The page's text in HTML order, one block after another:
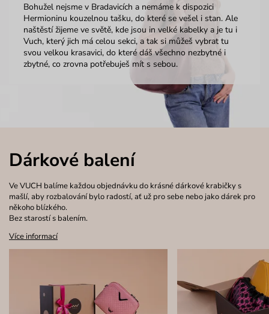
Bohužel nejsme v Bradavicích a nemáme k dispozici
Hermioninu kouzelnou tašku, do které se vešel i stan. Ale
naštěstí žijeme ve světě, kde jsou in velké kabelky a je tu i
Vuch, který jich má celou sekci, a tak si můžeš vybrat tu
svou velkou krasavici, do které dáš všechno nezbytné i
zbytné, co zrovna potřebuješ mít s sebou.
Dárkové balení
Ve VUCH balíme každou objednávku do krásné dárkové krabičky s
mašlí, aby rozbalování bylo radostí, ať už pro sebe nebo jako dárek pro
někoho blízkého.
Bez starostí s balením.
Více informací